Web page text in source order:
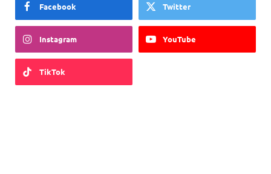
Facebook Twitter
Instagram YouTube
TikTok